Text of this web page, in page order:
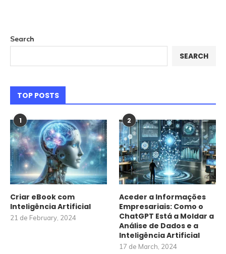
Search
SEARCH
TOP POSTS
1
Criar eBook com
Inteligência Artificial
21 de February, 2024
2
Aceder a Informações
Empresariais: Como o
ChatGPT Está a Moldar a
Análise de Dados e a
Inteligência Artificial
17 de March, 2024